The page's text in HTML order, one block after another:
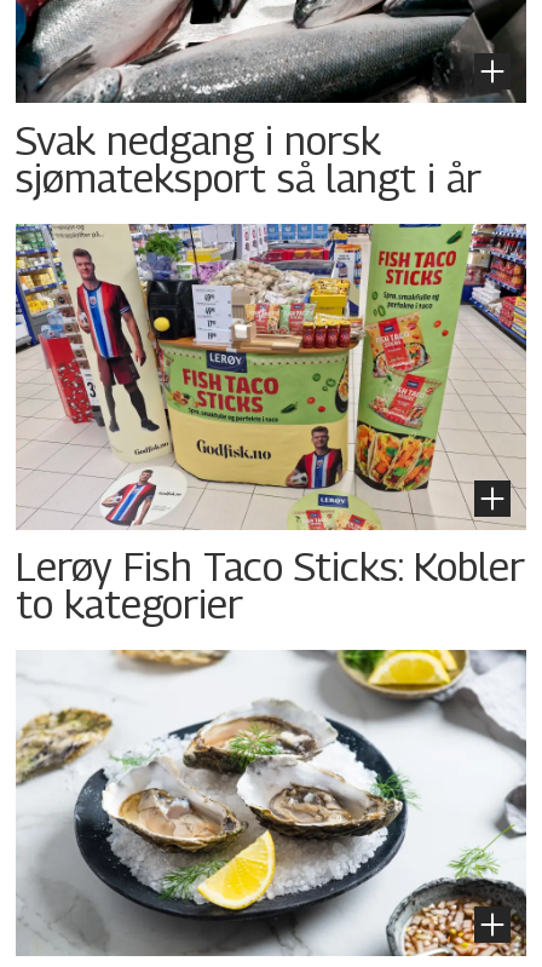
Svak nedgang i norsk
sjømateksport så langt i år
Lerøy Fish Taco Sticks: Kobler
to kategorier